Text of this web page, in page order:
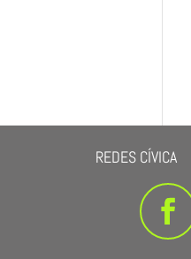
REDES CÍVICA